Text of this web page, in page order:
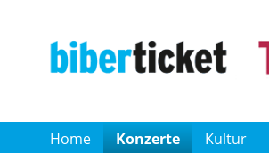
Home Konzerte Kultur